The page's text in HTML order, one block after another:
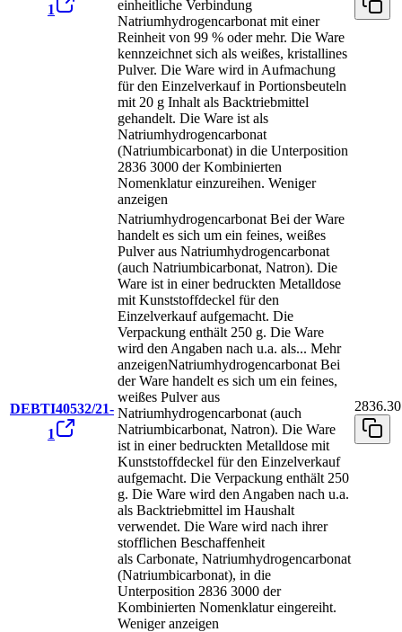
1
einheitliche Verbindung
Natriumhydrogencarbonat mit einer
Reinheit von 99 % oder mehr. Die Ware
kennzeichnet sich als weißes, kristallines
Pulver. Die Ware wird in Aufmachung
für den Einzelverkauf in Portionsbeuteln
mit 20 g Inhalt als Backtriebmittel
gehandelt. Die Ware ist als
Natriumhydrogencarbonat
(Natriumbicarbonat) in die Unterposition
2836 3000 der Kombinierten
Nomenklatur einzureihen. Weniger
anzeigen
DEBTI40532/21-
1
Natriumhydrogencarbonat Bei der Ware
handelt es sich um ein feines, weißes
Pulver aus Natriumhydrogencarbonat
(auch Natriumbicarbonat, Natron). Die
Ware ist in einer bedruckten Metalldose
mit Kunststoffdeckel für den
Einzelverkauf aufgemacht. Die
Verpackung enthält 250 g. Die Ware
wird den Angaben nach u.a. als... Mehr
anzeigenNatriumhydrogencarbonat Bei
der Ware handelt es sich um ein feines,
weißes Pulver aus
Natriumhydrogencarbonat (auch
Natriumbicarbonat, Natron). Die Ware
ist in einer bedruckten Metalldose mit
Kunststoffdeckel für den Einzelverkauf
aufgemacht. Die Verpackung enthält 250
g. Die Ware wird den Angaben nach u.a.
als Backtriebmittel im Haushalt
verwendet. Die Ware wird nach ihrer
stofflichen Beschaffenheit
als Carbonate, Natriumhydrogencarbonat
(Natriumbicarbonat), in die
Unterposition 2836 3000 der
Kombinierten Nomenklatur eingereiht.
Weniger anzeigen